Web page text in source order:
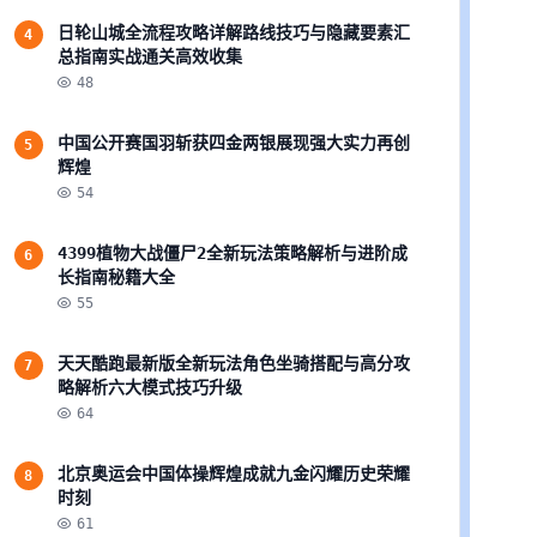
4
日轮山城全流程攻略详解路线技巧与隐藏要素汇
总指南实战通关高效收集
48
5
中国公开赛国羽斩获四金两银展现强大实力再创
辉煌
54
6
4399植物大战僵尸2全新玩法策略解析与进阶成
长指南秘籍大全
55
7
天天酷跑最新版全新玩法角色坐骑搭配与高分攻
略解析六大模式技巧升级
64
8
北京奥运会中国体操辉煌成就九金闪耀历史荣耀
时刻
61